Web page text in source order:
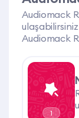
Audiomack
Audiomack
1